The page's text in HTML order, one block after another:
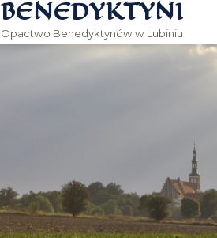
BENEDYKTYNI
Opactwo Benedyktynów w Lubiniu